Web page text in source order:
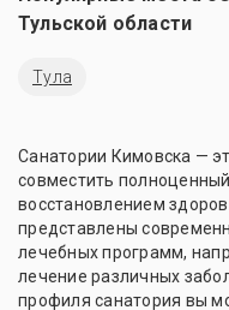
Тульской области
Тула
Санатории Кимовска —
совместить
восстановлением
представлены
лечебных программ,
лечение различных
профиля санатория вы